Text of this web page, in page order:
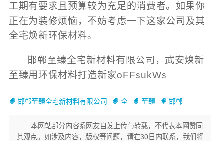
工期有要求且预算较为充足的消费者。如果你
正在为装修烦恼，不妨考虑一下这家公司及其
全宅焕新环保材料。
邯郸至臻全宅新材料有限公司，武安焕新
至臻用环保材料打造新家oFFsukWs
邯郸至臻全宅新材料有限公司 全 至臻 邯郸
本网站部分内容系网友自发上传与转载，不代表本网赞同
其观点。如涉及内容，版权等问题，请在30日内联系，我们将